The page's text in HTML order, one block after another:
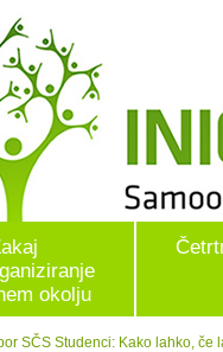
okolju
SČS Studenci: Kako lahko,